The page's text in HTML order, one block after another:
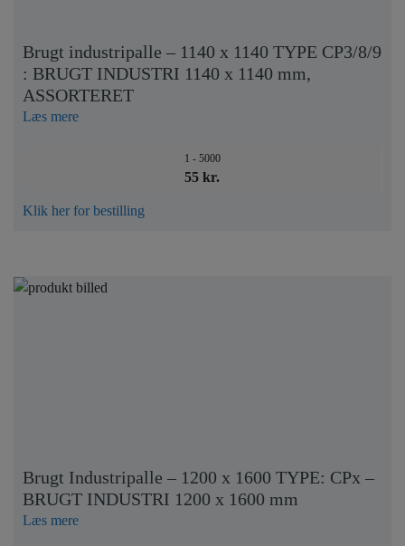
Brugt industripalle – 1140 x 1140 TYPE CP3/8/9
: BRUGT INDUSTRI 1140 x 1140 mm,
ASSORTERET
Læs mere
1 - 5000
55 kr.
Klik her for bestilling
Brugt Industripalle – 1200 x 1600 TYPE: CPx –
BRUGT INDUSTRI 1200 x 1600 mm
Læs mere